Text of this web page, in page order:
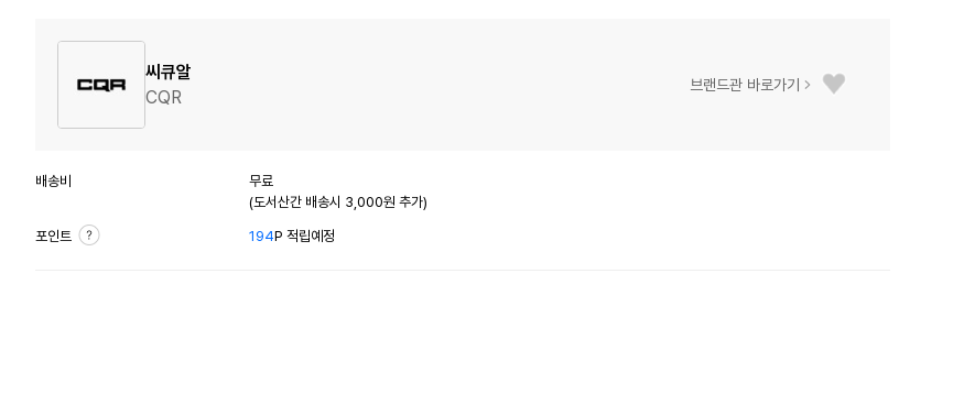
씨큐알
CQR
브랜드관 바로가기
배송비
무료
(도서산간 배송시 3,000원 추가)
포인트 194P 적립예정